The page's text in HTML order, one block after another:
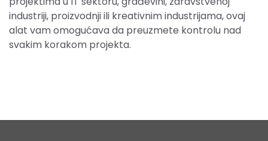
industriji, proizvodnji ili kreativnim industrijama, ovaj
alat vam omogućava da preuzmete kontrolu nad
svakim korakom projekta.